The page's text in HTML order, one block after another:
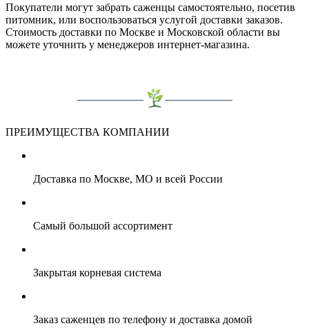
Покупатели могут забрать саженцы самостоятельно, посетив
питомник, или воспользоваться услугой доставки заказов.
Стоимость доставки по Москве и Московской области вы
можете уточнить у менеджеров интернет-магазина.
ПРЕИМУЩЕСТВА КОМПАНИИ
Доставка по Москве, МО и всей России
Самый большой ассортимент
Закрытая корневая система
Заказ саженцев по телефону и доставка домой